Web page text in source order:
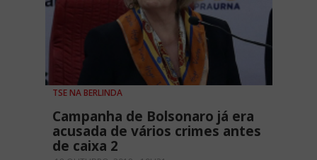
TSE NA BERLINDA
Campanha de Bolsonaro já era
acusada de vários crimes antes
de caixa 2